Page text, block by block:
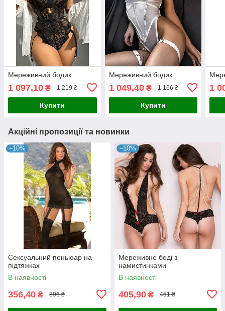
Мереживний бодик
1 097,10 ₴ 1 219 ₴
Купити
Мереживний бодик
1 049,40₴ 1 166 ₴
Купити
1
Акційні пропозиції та новинки
–10%
Сексуальний пеньюар на
підтяжках
В наявності
356,40 ₴ 396 ₴
–10%
Мереживне боді з
намистинками
В наявності
405,90 ₴ 451 ₴